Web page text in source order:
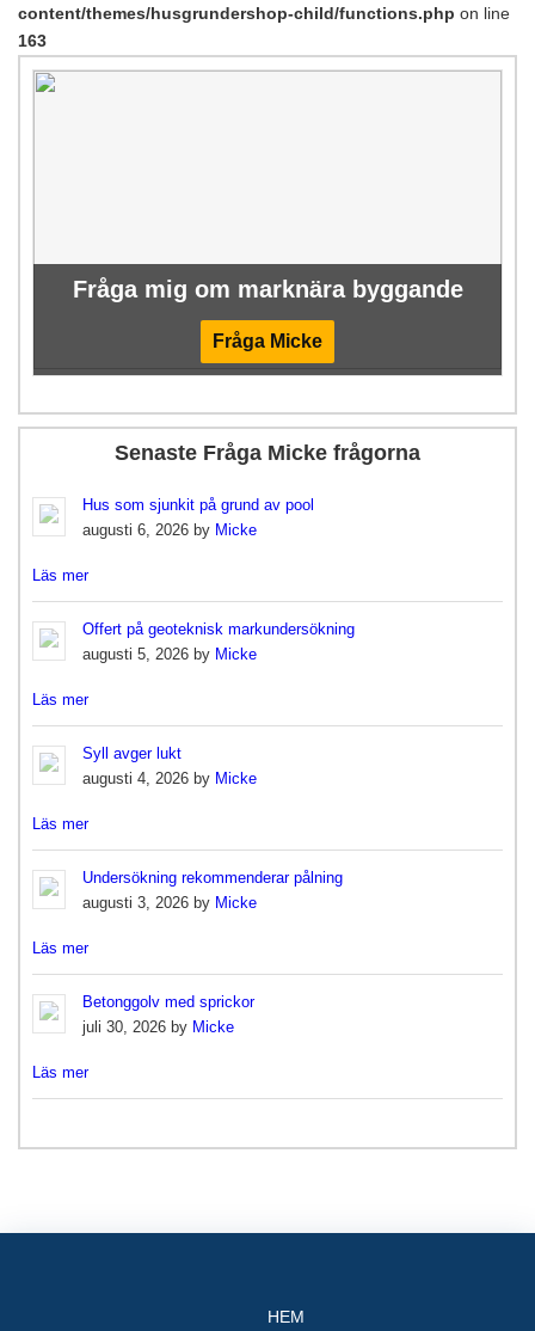
content/themes/husgrundershop-child/functions.php on line
163
Fråga mig om marknära byggande
Fråga Micke
Senaste Fråga Micke frågorna
Hus som sjunkit på grund av pool
augusti 6, 2026 by Micke
Läs mer
Offert på geoteknisk markundersökning
augusti 5, 2026 by Micke
Läs mer
Syll avger lukt
augusti 4, 2026 by Micke
Läs mer
Undersökning rekommenderar pålning
augusti 3, 2026 by Micke
Läs mer
Betonggolv med sprickor
juli 30, 2026 by Micke
Läs mer
HEM